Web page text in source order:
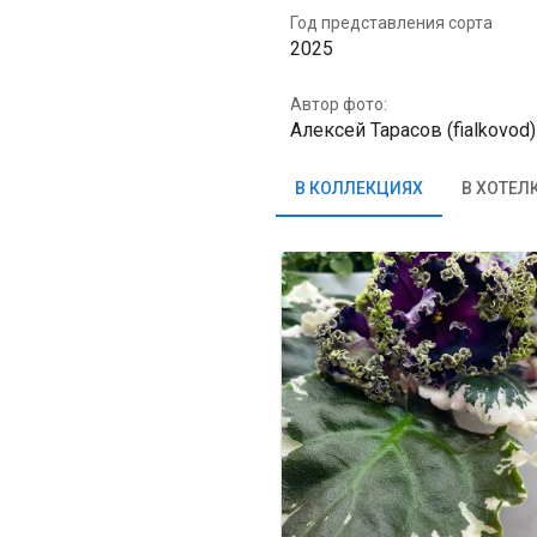
Год представления сорта
2025
Автор фото:
Алексей Тарасов (fialkovod)
В КОЛЛЕКЦИЯХ В